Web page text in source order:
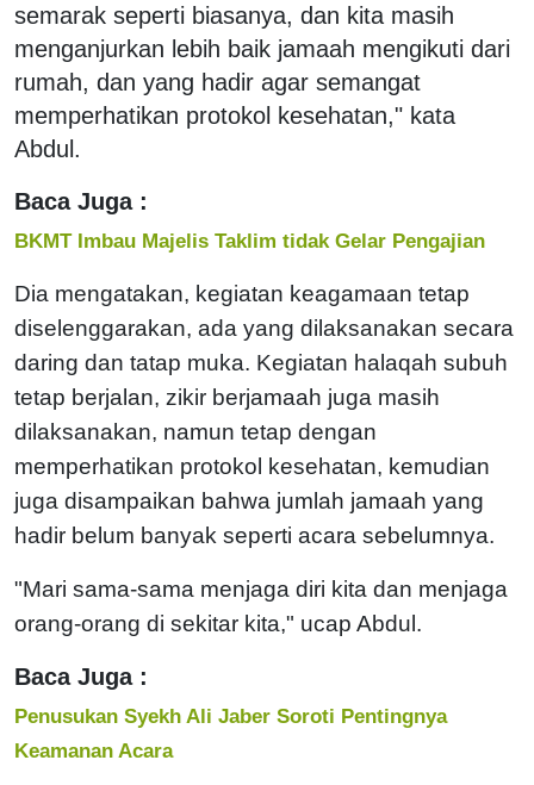
semarak seperti biasanya, dan kita masih
menganjurkan lebih baik jamaah mengikuti dari
rumah, dan yang hadir agar semangat
memperhatikan protokol kesehatan," kata
Abdul.
Baca Juga :
BKMT Imbau Majelis Taklim tidak Gelar Pengajian
Dia mengatakan, kegiatan keagamaan tetap
diselenggarakan, ada yang dilaksanakan secara
daring dan tatap muka. Kegiatan halaqah subuh
tetap berjalan, zikir berjamaah juga masih
dilaksanakan, namun tetap dengan
memperhatikan protokol kesehatan, kemudian
juga disampaikan bahwa jumlah jamaah yang
hadir belum banyak seperti acara sebelumnya.
"Mari sama-sama menjaga diri kita dan menjaga
orang-orang di sekitar kita," ucap Abdul.
Baca Juga :
Penusukan Syekh Ali Jaber Soroti Pentingnya
Keamanan Acara